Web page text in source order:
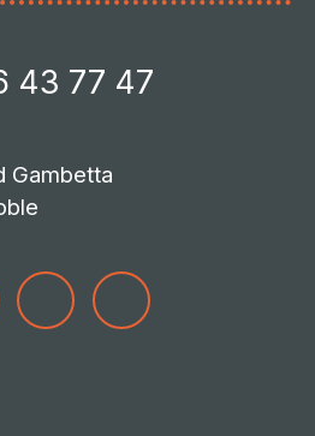
43 77 47
Gambetta